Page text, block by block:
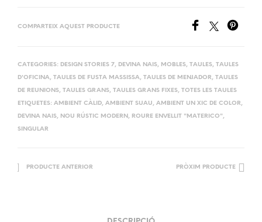
COMPARTEIX AQUEST PRODUCTE
CATEGORIES: DESIGN STORIES 7, DEVINA NAIS, MOBLES, TAULES, TAULES
D'OFICINA, TAULES DE FUSTA MASSISSA, TAULES DE MENJADOR, TAULES
DE REUNIONS, TAULES GRANS, TAULES GRANS FIXES, TOTES LES TAULES
ETIQUETES: AMBIENT CÀLID, AMBIENT SUAU, AMBIENT UN XIC DE COLOR,
DEVINA NAIS, NOU RÚSTIC MODERN , ROURE ENVELLIT "MATERICO",
SINGULAR
PRODUCTE ANTERIOR PRÒXIM PRODUCTE